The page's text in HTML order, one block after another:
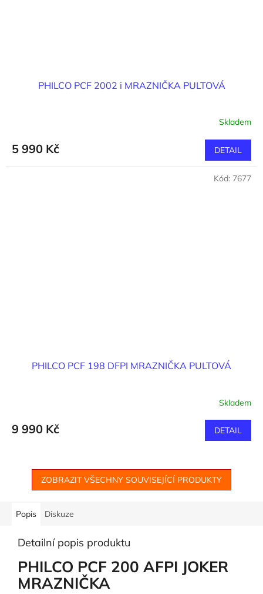
PHILCO PCF 2002 i MRAZNIČKA PULTOVÁ
Skladem
5 990 Kč DETAIL
PHILCO PCF 198 DFPI MRAZNIČKA PULTOVÁ
Skladem
9 990 Kč DETAIL
Kód: 7677
ZOBRAZIT VŠECHNY SOUVISEJÍCÍ PRODUKTY
Popis Diskuze
Detailní popis produktu
PHILCO PCF 200 AFPI JOKER
MRAZNIČKA